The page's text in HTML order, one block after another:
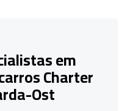
em
Charter
Ost